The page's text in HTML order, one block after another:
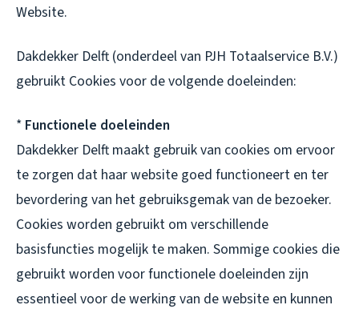
Website.
Dakdekker Delft (onderdeel van PJH Totaalservice B.V.)
gebruikt Cookies voor de volgende doeleinden:
* Functionele doeleinden
Dakdekker Delft maakt gebruik van cookies om ervoor
te zorgen dat haar website goed functioneert en ter
bevordering van het gebruiksgemak van de bezoeker.
Cookies worden gebruikt om verschillende
basisfuncties mogelijk te maken. Sommige cookies die
gebruikt worden voor functionele doeleinden zijn
essentieel voor de werking van de website en kunnen